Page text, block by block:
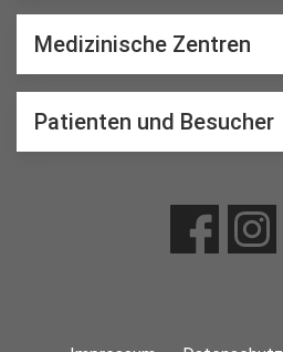
Medizinische Zentren
Patienten und Besucher